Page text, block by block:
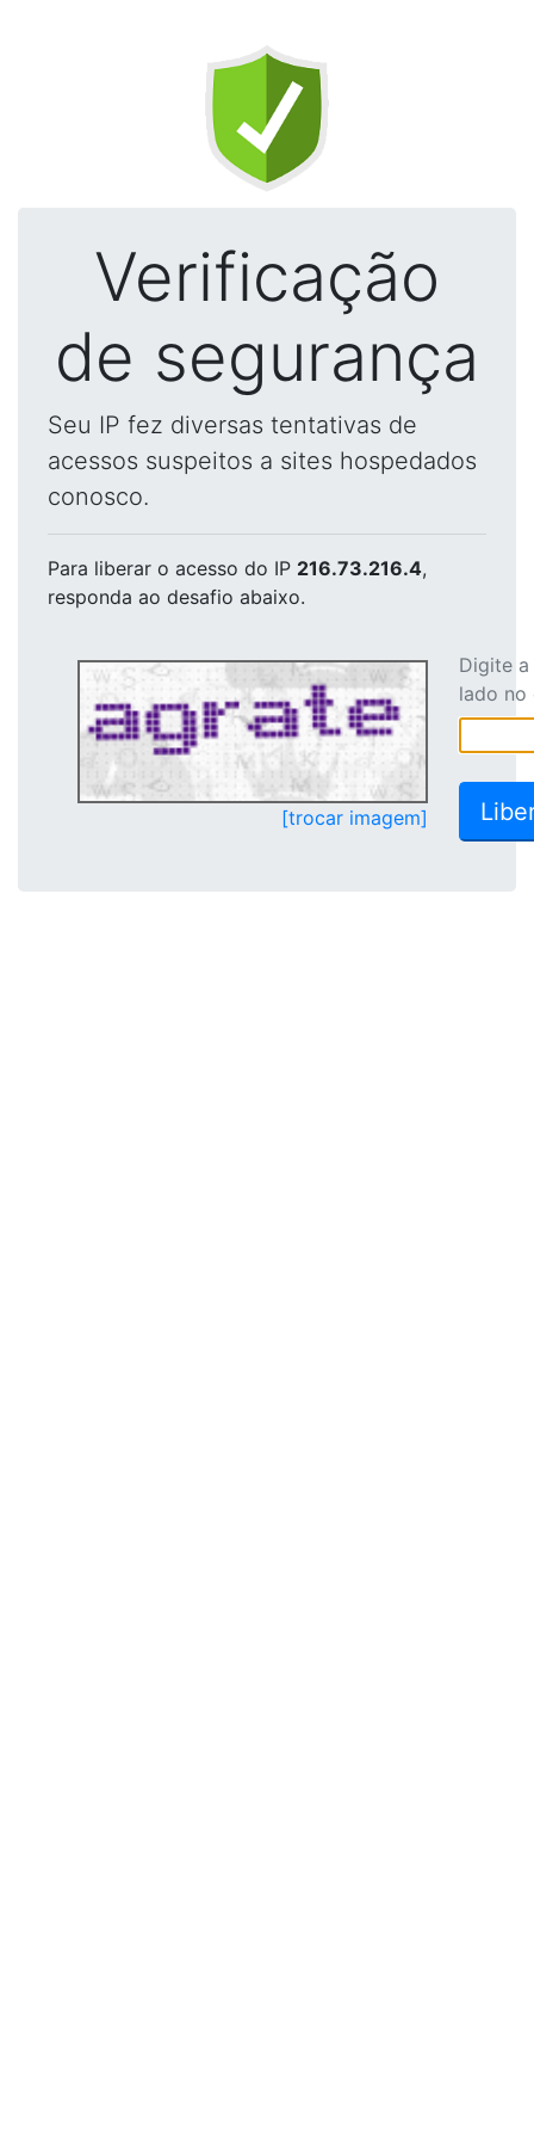
Verificação
de segurança
Seu IP fez diversas tentativas de
acessos suspeitos a sites hospedados
conosco.
Para liberar o acesso do IP 216.73.216.4,
responda ao desafio abaixo.
[trocar imagem]
Digite
lado no